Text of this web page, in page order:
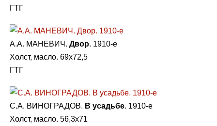
ГТГ
А.А. МАНЕВИЧ. Двор. 1910-е
Холст, масло. 69х72,5
ГТГ
С.А. ВИНОГРАДОВ. В усадьбе. 1910-e
Холст, масло. 56,3х71